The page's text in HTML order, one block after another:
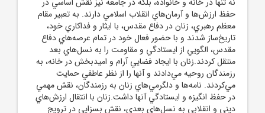
حفظ ارزش‌ها و آرمان‌هاي انقلاب اسلامي دارند. به تعبير مقام
معظم رهبري، زنان در دفاع مقدس، با ايثار و فداکاري خود،
تاريخ‌ساز شدند و با حضور فعال خود در تمام عرصه‌هاي دفاع
مقدس، الگويي از ايستادگي و مقاومت را به نسل‌هاي بعد
منتقل کردند.زنان با ايجاد فضايي آرام و اميدبخش در خانه، به
رزمندگان روحيه مي‌دادند و آنها را از نظر عاطفي حمايت
مي‌کردند. نامه‌ها و دلگرمي‌هاي زنان به رزمندگان، نقش مهمي
در حفظ انگيزه و ايستادگي آنها داشت.زنان با انتقال ارزش‌هاي
ديني و انقلابي به نسل‌هاي بعدي، نقش بسزايي در ترويج